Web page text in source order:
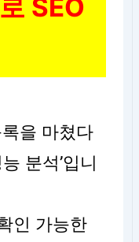
SEO
을 마쳤다
분석’입니
인 가능한